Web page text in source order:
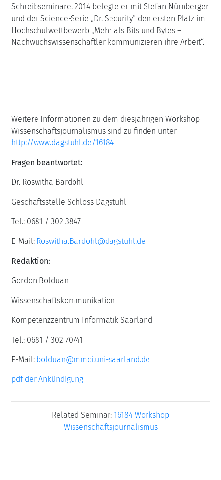
Schreibseminare. 2014 belegte er mit Stefan Nürnberger
und der Science-Serie „Dr. Security“ den ersten Platz im
Hochschulwettbewerb „Mehr als Bits und Bytes –
Nachwuchswissenschaftler kommunizieren ihre Arbeit“.
Weitere Informationen zu dem diesjährigen Workshop
Wissenschaftsjournalismus sind zu finden unter
http://www.dagstuhl.de/16184
Fragen beantwortet:
Dr. Roswitha Bardohl
Geschäftsstelle Schloss Dagstuhl
Tel.: 0681 / 302 3847
E-Mail: Roswitha.Bardohl@dagstuhl.de
Redaktion:
Gordon Bolduan
Wissenschaftskommunikation
Kompetenzzentrum Informatik Saarland
Tel.: 0681 / 302 70741
E-Mail: bolduan@mmci.uni-saarland.de
pdf der Ankündigung
Related Seminar: 16184 Workshop
Wissenschaftsjournalismus